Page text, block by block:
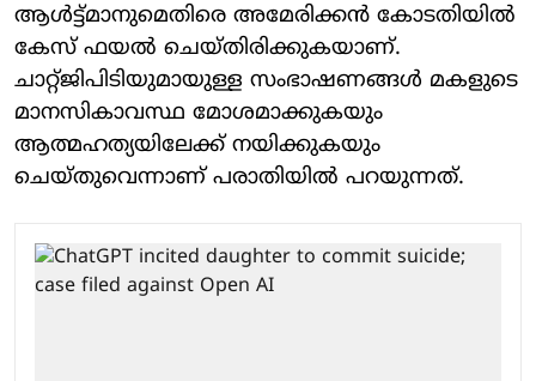
ആള്‍ട്ട്മാനുമെതിരെ അമേരിക്കന്‍ കോടതിയില്‍
കേസ് ഫയല്‍ ചെയ്തിരിക്കുകയാണ്.
ചാറ്റ്ജിപിടിയുമായുള്ള സംഭാഷണങ്ങള്‍ മകളുടെ
മാനസികാവസ്ഥ മോശമാക്കുകയും
ആത്മഹത്യയിലേക്ക് നയിക്കുകയും
ചെയ്തുവെന്നാണ് പരാതിയില്‍ പറയുന്നത്.